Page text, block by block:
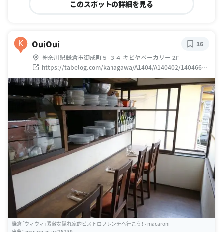
このスポットの詳細を見る
K OuiOui
神奈川県鎌倉市御成町５-３４ キビヤベーカリー 2F
https://tabelog.com/kanagawa/A1404/A140402/14046644
/
16
鎌倉「ウィウィ」素敵な隠れ家的ビストロフレンチへ行こう！ - macaroni